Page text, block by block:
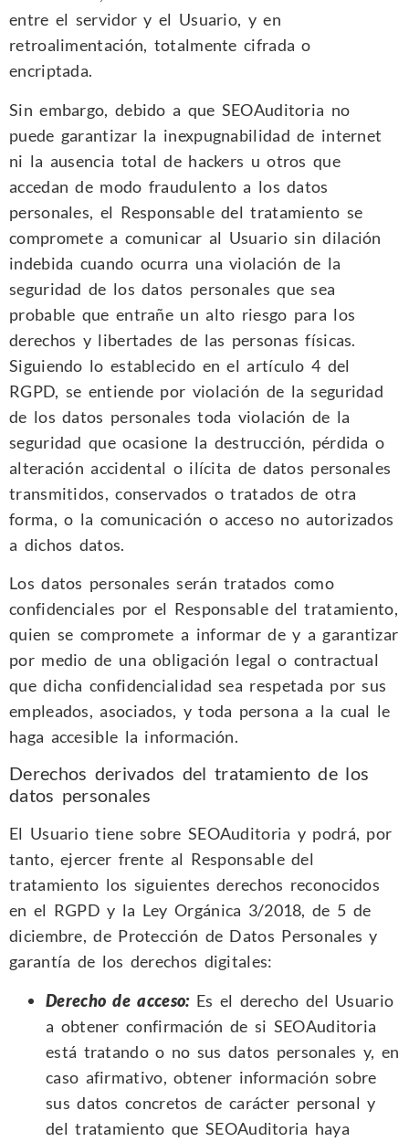
entre el servidor y el Usuario, y en
retroalimentación, totalmente cifrada o
encriptada.
Sin embargo, debido a que SEOAuditoria no
puede garantizar la inexpugnabilidad de internet
ni la ausencia total de hackers u otros que
accedan de modo fraudulento a los datos
personales, el Responsable del tratamiento se
compromete a comunicar al Usuario sin dilación
indebida cuando ocurra una violación de la
seguridad de los datos personales que sea
probable que entrañe un alto riesgo para los
derechos y libertades de las personas físicas.
Siguiendo lo establecido en el artículo 4 del
RGPD, se entiende por violación de la seguridad
de los datos personales toda violación de la
seguridad que ocasione la destrucción, pérdida o
alteración accidental o ilícita de datos personales
transmitidos, conservados o tratados de otra
forma, o la comunicación o acceso no autorizados
a dichos datos.
Los datos personales serán tratados como
confidenciales por el Responsable del tratamiento,
quien se compromete a informar de y a garantizar
por medio de una obligación legal o contractual
que dicha confidencialidad sea respetada por sus
empleados, asociados, y toda persona a la cual le
haga accesible la información.
Derechos derivados del tratamiento de los
datos personales
El Usuario tiene sobre SEOAuditoria y podrá, por
tanto, ejercer frente al Responsable del
tratamiento los siguientes derechos reconocidos
en el RGPD y la Ley Orgánica 3/2018, de 5 de
diciembre, de Protección de Datos Personales y
garantía de los derechos digitales:
Derecho de acceso:Es el derecho del Usuario
a obtener confirmación de si SEOAuditoria
está tratando o no sus datos personales y, en
caso afirmativo, obtener información sobre
sus datos concretos de carácter personal y
del tratamiento que SEOAuditoria haya